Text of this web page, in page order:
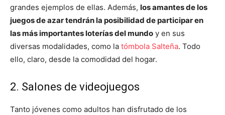
grandes ejemplos de ellas. Además, los amantes de los
juegos de azar tendrán la posibilidad de participar en
las más importantes loterías del mundo y en sus
diversas modalidades, como la tómbola Salteña. Todo
ello, claro, desde la comodidad del hogar.
2. Salones de videojuegos
Tanto jóvenes como adultos han disfrutado de los